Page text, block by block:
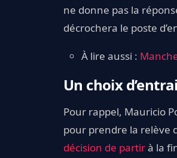
ne donne pas la
décrochera le poste
À lire aussi :
Un choix
Pour rappel, Mauricio
pour prendre la relève
décision de partirà la